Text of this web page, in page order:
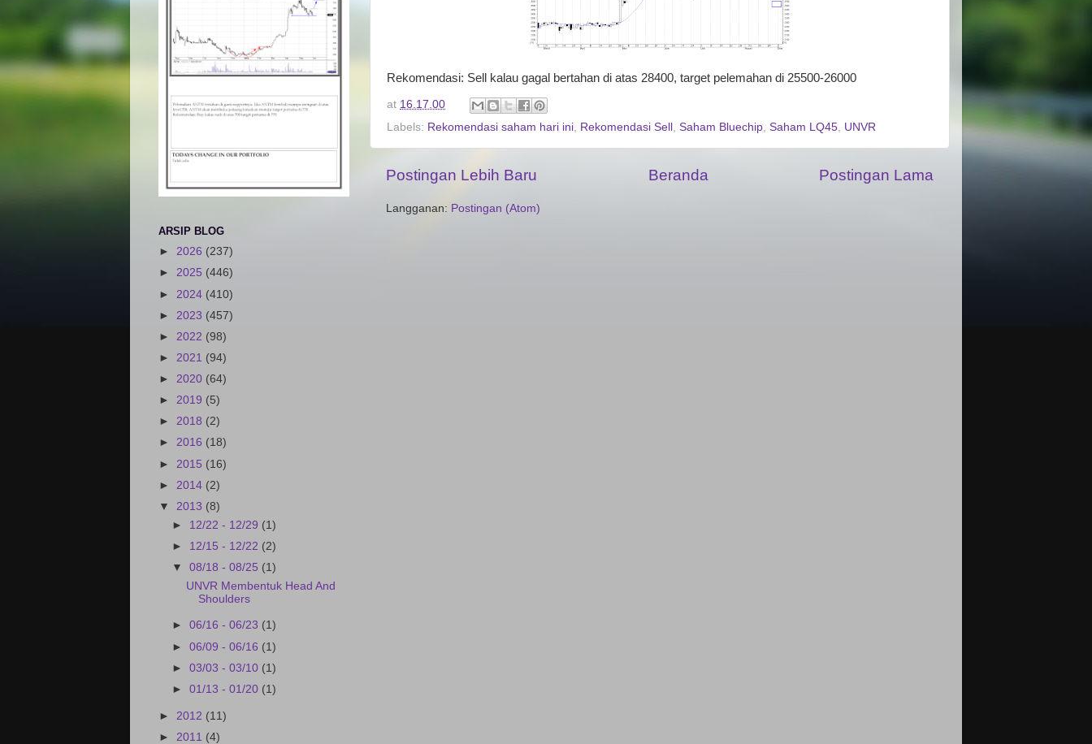
Rekomendasi: Sell kalau gagal bertahan di atas 28400, target pelemahan di 25500-26000
at 16.17.00
Labels: Rekomendasi saham hari ini Rekomendasi Sell Saham Bluechip Saham LQ45 UNVR
Postingan Lebih Baru Postingan Lama
Beranda
Langganan: Postingan (Atom)
ARSIP BLOG
► 2026 (237)
► 2025 (446)
► 2024 (410)
► 2023 (457)
► 2022 (98)
► 2021 (94)
► 2020 (64)
► 2019 (5)
► 2018 (2)
► 2016 (18)
► 2015 (16)
► 2014 (2)
▼ 2013 (8)
► 12/22 - 12/29 (1)
► 12/15 - 12/22 (2)
▼08/18 - 08/25 (1)
UNVR Membentuk Head And
Shoulders
►06/16 - 06/23 (1)
►06/09 - 06/16 (1)
►03/03 - 03/10 (1)
►01/13 - 01/20 (1)
► 2012 (11)
► 2011 (4)